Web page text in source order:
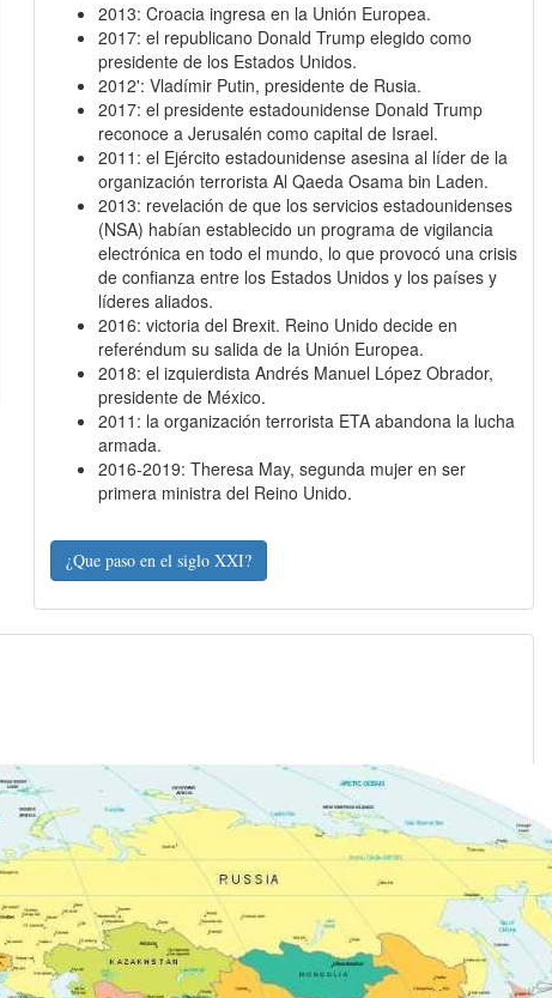
2013: Croacia ingresa en la Unión Europea.
2017: el republicano Donald Trump elegido como
presidente de los Estados Unidos.
2012': Vladímir Putin, presidente de Rusia.
2017: el presidente estadounidense Donald Trump
reconoce a Jerusalén como capital de Israel.
2011: el Ejército estadounidense asesina al líder de la
organización terrorista Al Qaeda Osama bin Laden.
2013: revelación de que los servicios estadounidenses
(NSA) habían establecido un programa de vigilancia
electrónica en todo el mundo, lo que provocó una crisis
de confianza entre los Estados Unidos y los países y
líderes aliados.
2016: victoria del Brexit. Reino Unido decide en
referéndum su salida de la Unión Europea.
2018: el izquierdista Andrés Manuel López Obrador,
presidente de México.
2011: la organización terrorista ETA abandona la lucha
armada.
2016-2019: Theresa May, segunda mujer en ser
primera ministra del Reino Unido.
¿Que paso en el siglo XXI?